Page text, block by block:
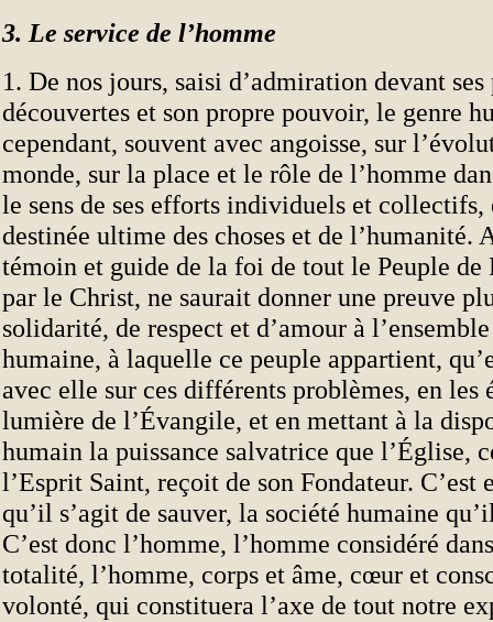
3. Le service de l’homme
1. De nos jours, saisi d’admiration devant ses
découvertes et son propre pouvoir, le genre
cependant, souvent avec angoisse, sur
monde, sur la place et le rôle de l’homme
le sens de ses efforts individuels et
destinée ultime des choses et de l’humanité.
témoin et guide de la foi de tout le Peuple de
par le Christ, ne saurait donner une preuve
solidarité, de respect et d’amour à
humaine, à laquelle ce peuple appartient,
avec elle sur ces différents problèmes, en les
lumière de l’Évangile, et en mettant à la
humain la puissance salvatrice que l’Église,
l’Esprit Saint, reçoit de son Fondateur. C’est
qu’il s’agit de sauver, la société humaine
C’est donc l’homme, l’homme considéré
totalité, l’homme, corps et âme, cœur et
volonté, qui constituera l’axe de tout notre